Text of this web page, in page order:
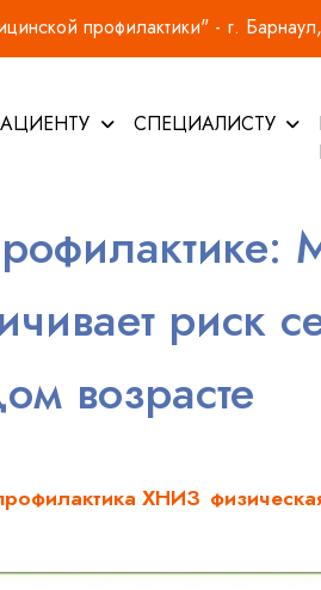
профилактики" - г.
СПЕЦИАЛИСТУ
риск
возрасте
ХНИЗ